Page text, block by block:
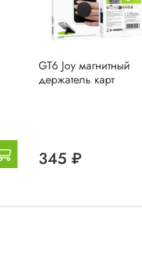
GT6 Joy магнитный
держатель карт
345 ₽